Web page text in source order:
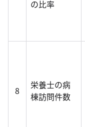
の比率
8
栄養士の病
棟訪問件数